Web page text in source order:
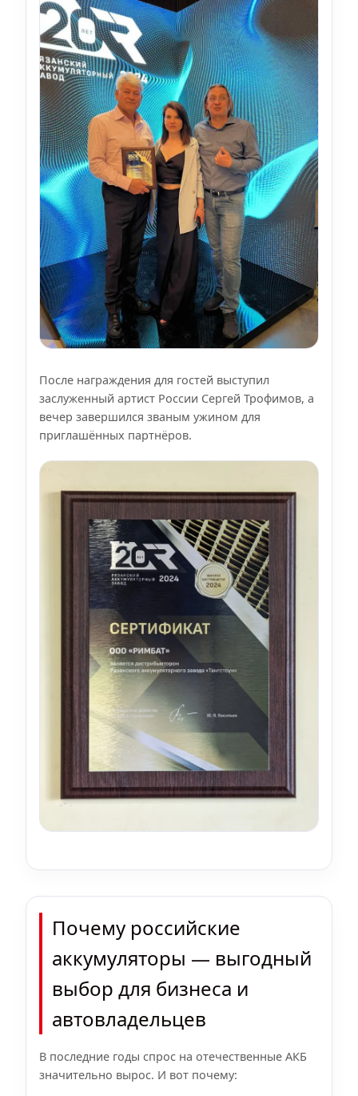
После награждения для гостей выступил
заслуженный артист России Сергей Трофимов, а
вечер завершился званым ужином для
приглашённых партнёров.
Почему российские
аккумуляторы — выгодный
выбор для бизнеса и
автовладельцев
В последние годы спрос на отечественные АКБ
значительно вырос. И вот почему: